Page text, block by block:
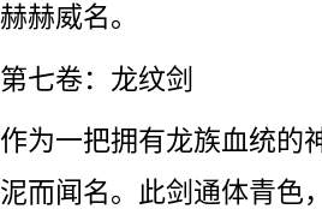
赫赫威名。
第七卷：龙纹剑
作为一把拥有龙族血统的
泥而闻名。此剑通体青色